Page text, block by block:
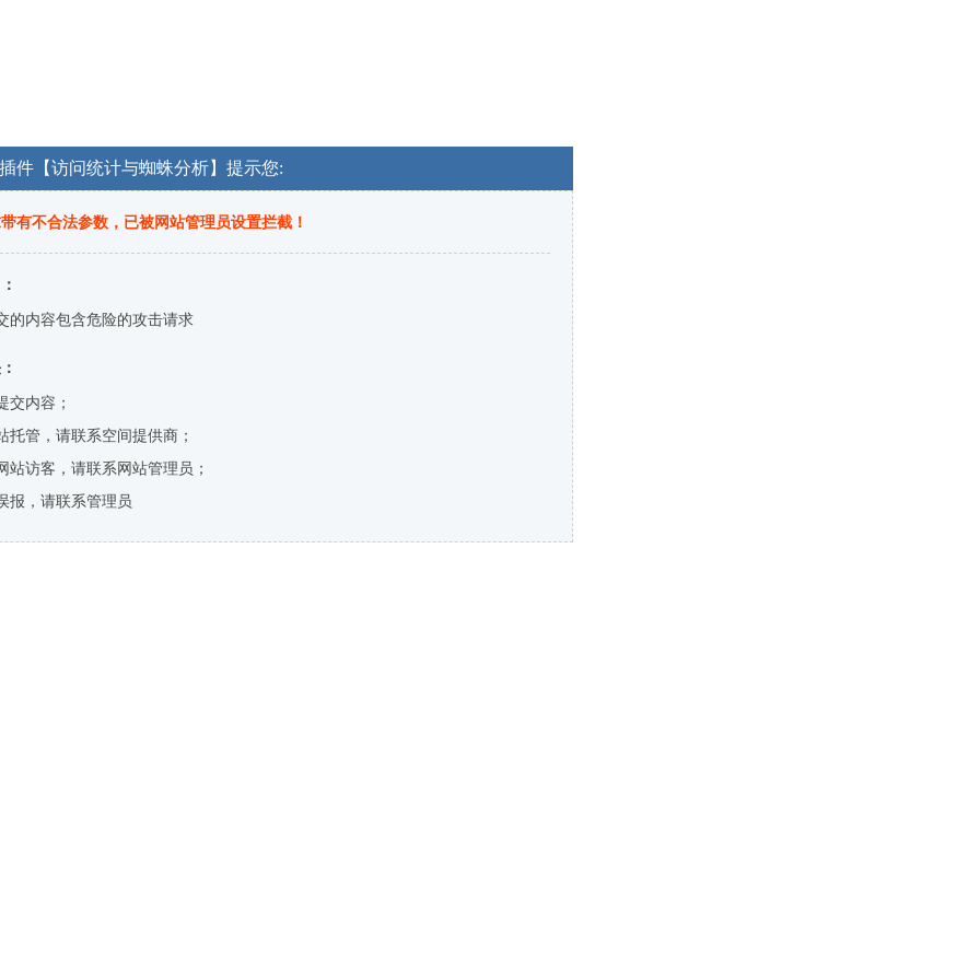
件【访问统计与蜘蛛分析】提示您:
有不合法参数，已被网站管理员设置拦截！
的内容包含危险的攻击请求
交内容；
托管，请联系空间提供商；
站访客，请联系网站管理员；
报，请联系管理员